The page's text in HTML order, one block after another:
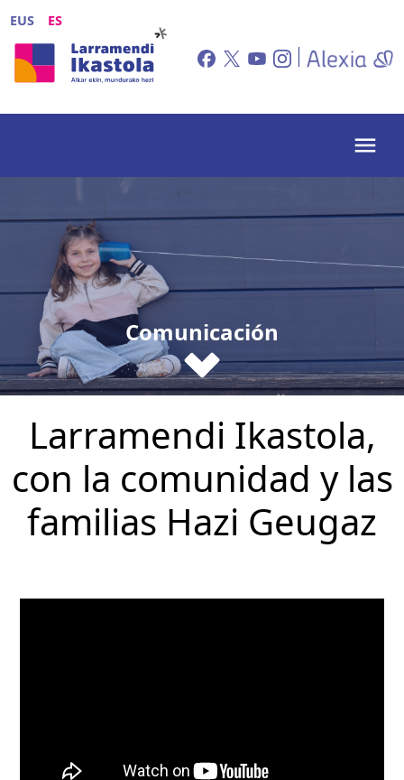
EUS ES
Comunicación
Larramendi Ikastola,
con la comunidad y las
familias Hazi Geugaz